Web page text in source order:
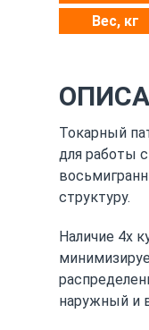
Вес, кг
Токарный
для работы
структуру.
Наличие 4х
наружный и